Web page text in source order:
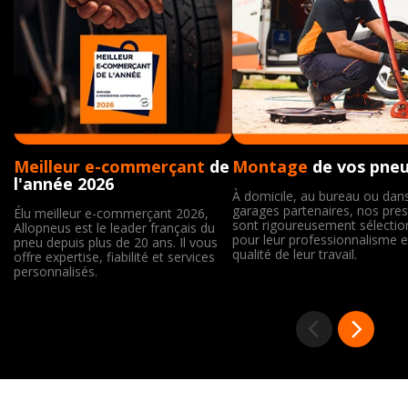
Meilleur e-commerçant de
l'année 2026
Élu meilleur e-commerçant 2026,
Allopneus est le leader français du
pneu depuis plus de 20 ans. Il vous
offre expertise, fiabilité et services
personnalisés.
Montage de vos
À domicile, au bureau ou
garages partenaires, nos
sont rigoureusement
pour leur professionnalisme
qualité de leur travail.